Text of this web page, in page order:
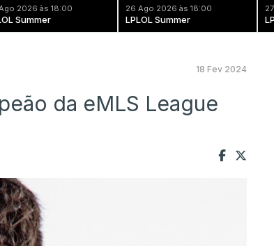
2026 às 18:00
Summer
26 Ago 2026 às 18:00
LPLOL Summer
18 Fev 2024
da eMLS League